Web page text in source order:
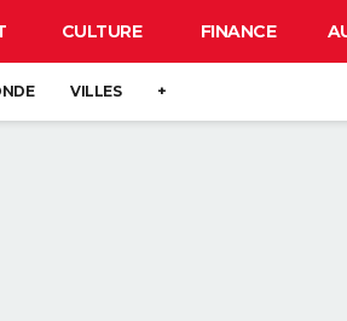
CULTURE FINANCE
VILLES +